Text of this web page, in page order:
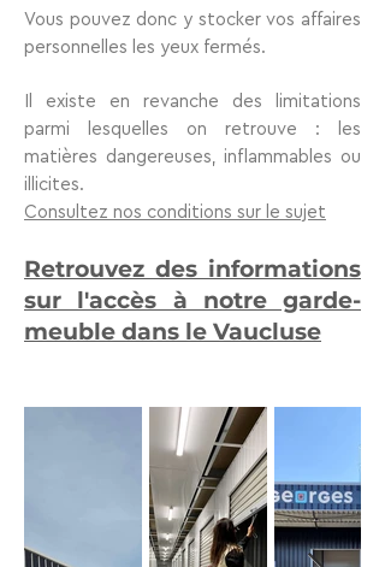
Vous pouvez donc y stocker vos affaires
personnelles les yeux fermés.
Il existe en revanche des limitations
parmi lesquelles on retrouve : les
matières dangereuses, inflammables ou
illicites.
Consultez nos conditions sur le sujet
Retrouvez des informations
sur l'accès à notre garde-
meuble dans le Vaucluse